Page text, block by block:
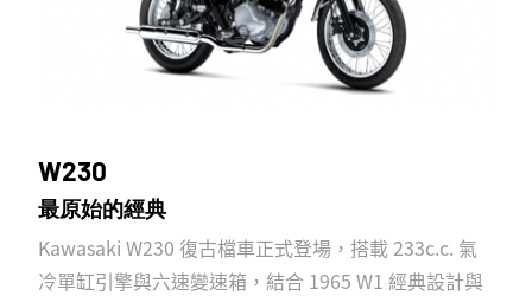
W230
最原始的經典
Kawasaki W230 復古檔車正式登場，搭載 233c.c. 氣
冷單缸引擎與六速變速箱，結合 1965 W1 經典設計與